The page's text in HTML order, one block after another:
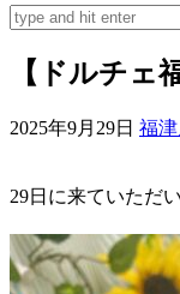
ル
（福
岡
【ドルチェ
2025年9月29日 福
29日に来ていただ